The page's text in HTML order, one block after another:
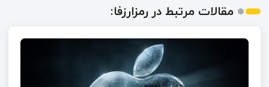
مقالات مرتبط در رمزارزفا: